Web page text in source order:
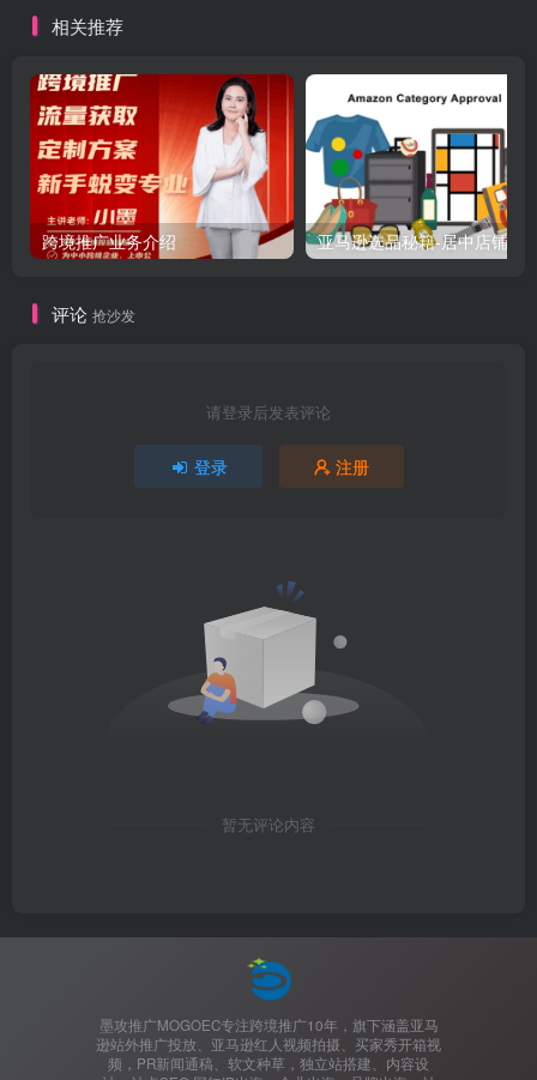
相关推荐
跨境推广业务介绍
评论 抢沙发
请登录后发表评论
登录 注册
暂无评论内容
墨攻推广MOGOEC专注跨境推广10年，旗下涵盖亚马
逊站外推广投放、亚马逊红人视频拍摄、买家秀开箱视
频，PR新闻通稿、软文种草，独立站搭建、内容设